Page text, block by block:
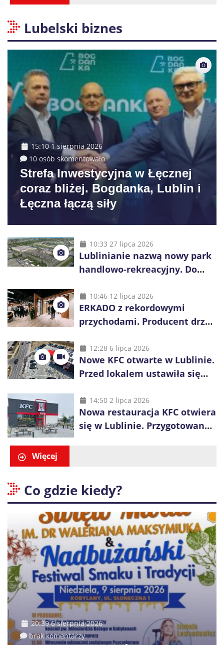
Lubelski biznes
15:10 1 sierpnia 2026
10 osób skomentowało
Strefa Inwestycyjna w Łęcznej
coraz bliżej. Bogdanka, Lublin i
Łęczna łączą siły
10:33 27 lipca 2026
Lublinianie nazwą nowy park
handlowo-rekreacyjny. Do
10:46 12 lipca 2026
ERKADO z rekordowymi
przychodami. Producent drzwi
inwestycje
12:28 6 lipca 2026
Nowe KFC otwarte w Lublinie.
Przed lokalem ustawiła się
14:50 2 lipca 2026
Nowa restauracja KFC otwiera
się w Lublinie. Przygotowano
Więcej
Co gdzie kiedy?
20:39 6 sierpnia 2026
brak komentarzy